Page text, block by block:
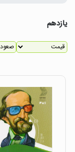
یازدهم